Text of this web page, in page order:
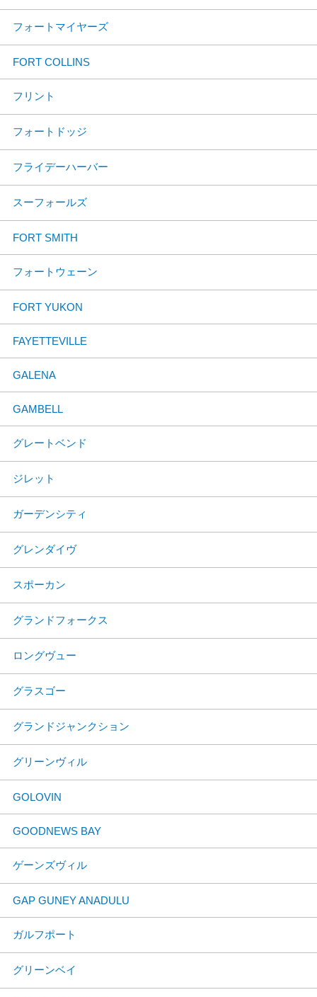
フォートマイヤーズ
FORT COLLINS
フリント
フォートドッジ
フライデーハーバー
スーフォールズ
FORT SMITH
フォートウェーン
FORT YUKON
FAYETTEVILLE
GALENA
GAMBELL
グレートベンド
ジレット
ガーデンシティ
グレンダイヴ
スポーカン
グランドフォークス
ロングヴュー
グラスゴー
グランドジャンクション
グリーンヴィル
GOLOVIN
GOODNEWS BAY
ゲーンズヴィル
GAP GUNEY ANADULU
ガルフポート
グリーンベイ